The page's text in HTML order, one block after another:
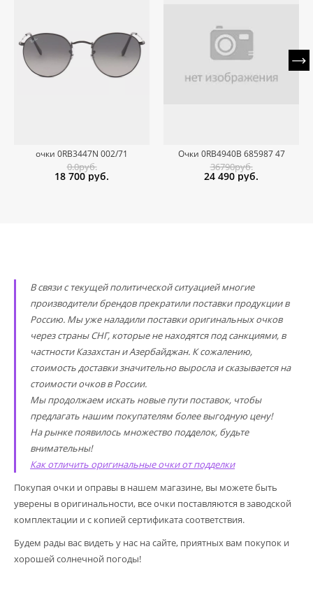
очки 0RB3447N 002/71
0.0руб.
18 700 руб.
Очки 0RB4940B 685987 47
36790руб.
24 490 руб.
В связи с текущей политической ситуацией многие
производители брендов прекратили поставки продукции в
Россию. Мы уже наладили поставки оригинальных очков
через страны СНГ, которые не находятся под санкциями, в
частности Казахстан и Азербайджан. К сожалению,
стоимость доставки значительно выросла и сказывается на
стоимости очков в России.
Мы продолжаем искать новые пути поставок, чтобы
предлагать нашим покупателям более выгодную цену!
На рынке появилось множество подделок, будьте
внимательны!
Как отличить оригинальные очки от подделки
Покупая очки и оправы в нашем магазине, вы можете быть
уверены в оригинальности, все очки поставляются в заводской
комплектации и с копией сертификата соответствия.
Будем рады вас видеть у нас на сайте, приятных вам покупок и
хорошей солнечной погоды!